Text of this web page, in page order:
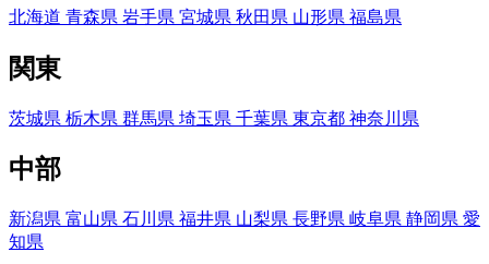
北海道 青森県 岩手県 宮城県 秋田県 山形県 福島県
関東
茨城県 栃木県 群馬県 埼玉県 千葉県 東京都 神奈川県
中部
新潟県 富山県 石川県 福井県 山梨県 長野県 岐阜県 静岡県 愛
知県